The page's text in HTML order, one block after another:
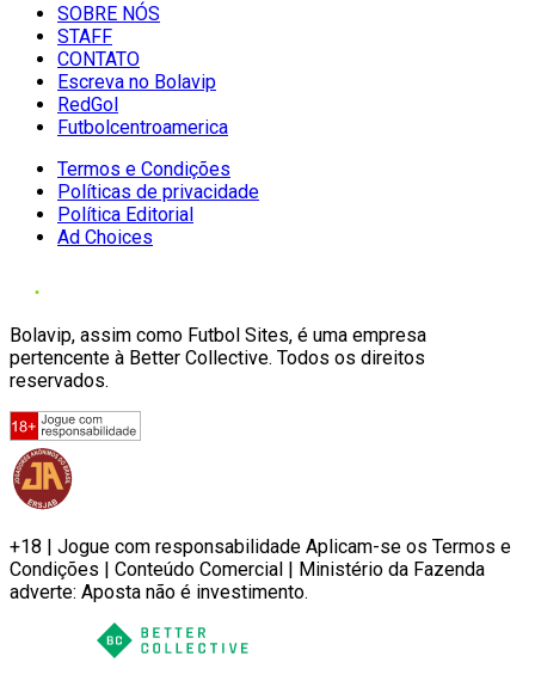
SOBRE NÓS
STAFF
CONTATO
Escreva no Bolavip
RedGol
Futbolcentroamerica
Termos e Condições
Políticas de privacidade
Política Editorial
Ad Choices
Bolavip, assim como Futbol Sites, é uma empresa
pertencente à Better Collective. Todos os direitos
reservados.
+18 | Jogue com responsabilidade Aplicam-se os Termos e
Condições | Conteúdo Comercial | Ministério da Fazenda
adverte: Aposta não é investimento.